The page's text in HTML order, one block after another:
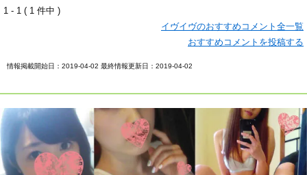
1 - 1 ( 1 件中 )
イヴイヴのおすすめコメント全一覧
おすすめコメントを投稿する
情報掲載開始日：2019-04-02 最終情報更新日：2019-04-02